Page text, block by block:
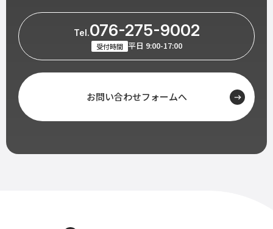
Tel.076-275-9002
受付時間 平日 9:00-17:00
お問い合わせフォームへ